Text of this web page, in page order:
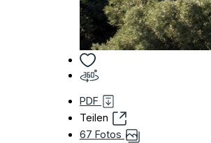
PDF
Teilen
67 Fotos